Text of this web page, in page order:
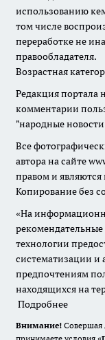
использованию
том числе
переработке не
правообладателя.
Возрастная
Редакция портала
комментарии
"народные
Все
автора на сайте
правом и являются
Копирование без
«На
технологии
систематизации и
предпочтениям
находящихся на
Подробнее
Внимание! Совершая